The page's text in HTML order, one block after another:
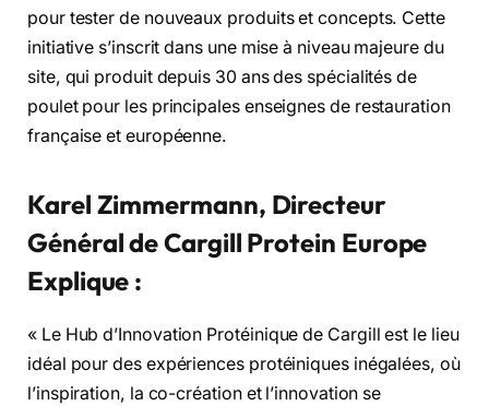
pour tester de nouveaux produits et concepts. Cette
initiative s’inscrit dans une mise à niveau majeure du
site, qui produit depuis 30 ans des spécialités de
poulet pour les principales enseignes de restauration
française et européenne.
Karel Zimmermann, Directeur
Général de Cargill Protein Europe
Explique :
« Le Hub d’Innovation Protéinique de Cargill est le lieu
idéal pour des expériences protéiniques inégalées, où
l’inspiration, la co-création et l’innovation se